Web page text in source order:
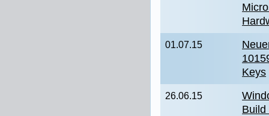
01.07.15
Keys
26.06.15
Build